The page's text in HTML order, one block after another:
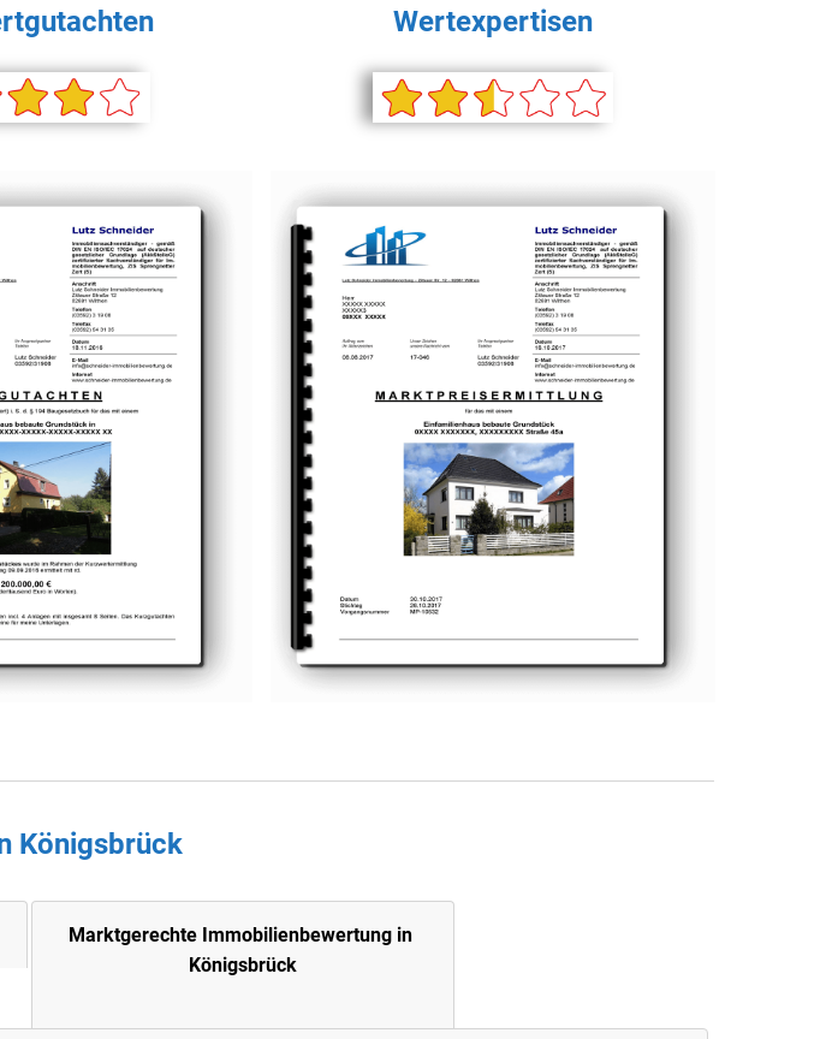
Wertexpertisen
Königsbrück
Marktgerechte Immobilienbewertung in
Königsbrück